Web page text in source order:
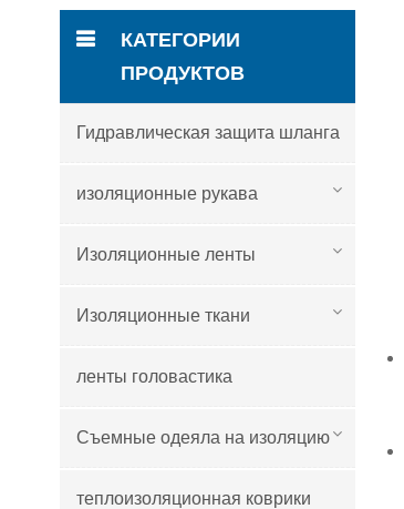
КАТЕГОРИИ
ПРОДУКТОВ
Гидравлическая защита шланга
изоляционные рукава
Изоляционные ленты
Изоляционные ткани
ленты головастика
Съемные одеяла на изоляцию
теплоизоляционная коврики